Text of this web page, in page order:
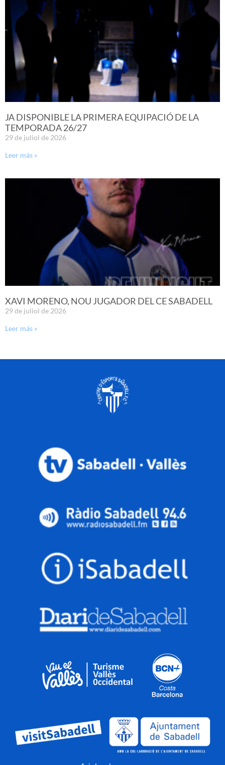
JA DISPONIBLE LA PRIMERA EQUIPACIÓ DE LA
TEMPORADA 26/27
29 de juliol de 2026
Leer más »
XAVI MORENO, NOU JUGADOR DEL CE SABADELL
29 de juliol de 2026
Leer más »